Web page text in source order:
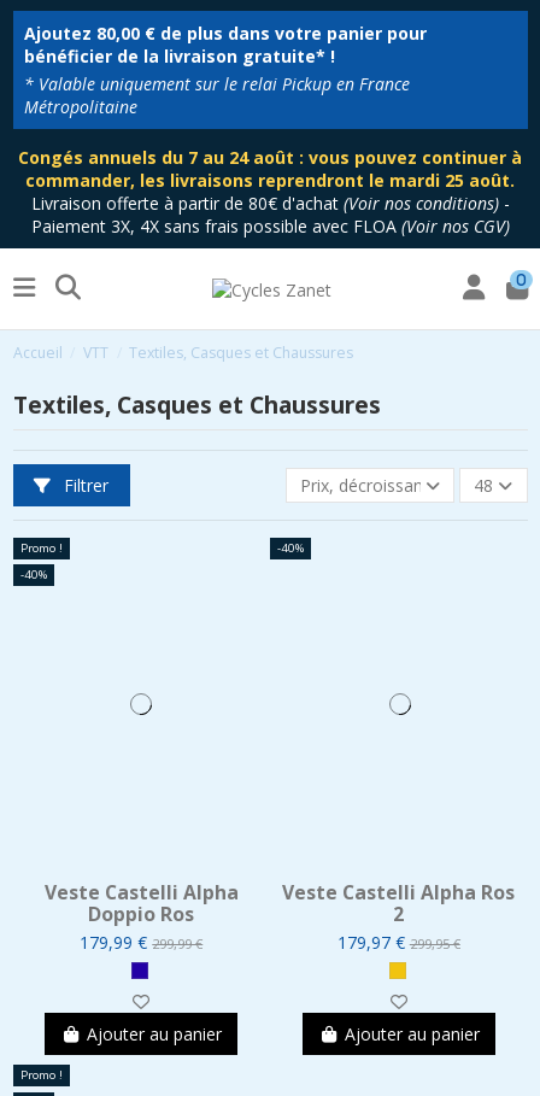
Ajoutez 80,00 €de plus dans votre panier pour
bénéficier de la livraison gratuite* !
* Valable uniquement sur le relai Pickup en France
Métropolitaine
Congés annuels du 7 au 24 août : vous pouvez continuer à
commander, les livraisons reprendront le mardi 25 août.
Livraison offerte à partir de 80€ d'achat (Voir nos conditions)-
Paiement 3X, 4X sans frais possible avec FLOA (Voir nos CGV)
0
Accueil VTT Textiles, Casques et Chaussures
Textiles, Casques et Chaussures
Filtrer Prix, décroissant 48
Promo !
-40%
Veste Castelli Alpha
Doppio Ros
179,99 €299,99 €
Ajouter au panier
-40%
Veste Castelli Alpha Ros
2
179,97 €299,95 €
Ajouter au panier
Promo !